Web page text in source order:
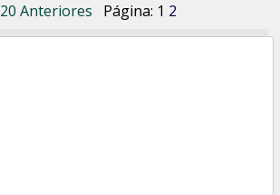
20 Anteriores Página: 1 2